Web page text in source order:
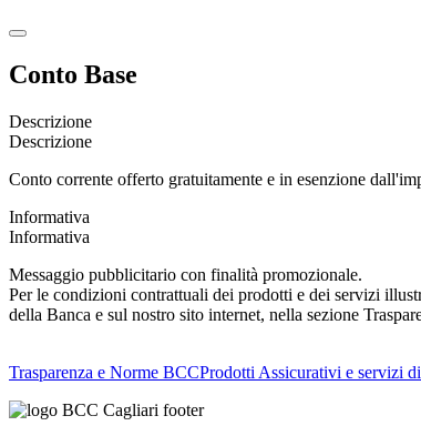
Conto Base
Descrizione
Descrizione
Conto corrente offerto gratuitamente e in esenzione
Informativa
Informativa
Messaggio pubblicitario con finalità promozionale.
Per le condizioni contrattuali dei prodotti e dei servizi
della Banca e sul nostro sito internet, nella sezione
Trasparenza e Norme BCCProdotti Assicurativi e servizi